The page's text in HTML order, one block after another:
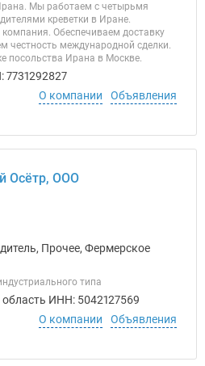
Мы работаем с четырьмя
креветки в Иране.
Обеспечиваем доставку
честность международной сделки.
посольства Ирана в Москве.
О компании
Объявления
Осётр, ООО
Прочее, Фермерское
типа
ИНН: 5042127569
О компании
Объявления